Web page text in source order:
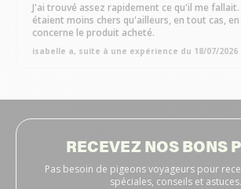
J'ai trouvé assez rapidement ce qu'il me fallait.
étaient moins chers qu'ailleurs, en tout cas, en
concerne le produit acheté.
isabelle a, suite à une expérience du 18/07/2026
RECEVEZ NOS BONS
Pas besoin de pigeons voyageurs pour
spéciales, conseils et astuces.